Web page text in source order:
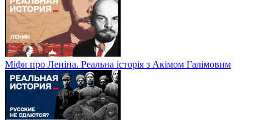
Міфи про Леніна. Реальна історія з Акімом Галімовим